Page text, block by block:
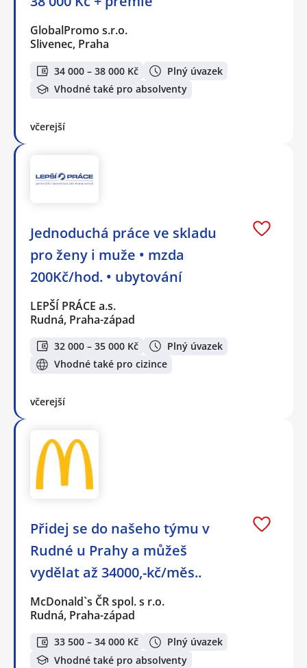
GlobalPromo s.r.o.
Slivenec, Praha
34 000 – 38 000 Kč
Plný úvazek
Vhodné také pro absolventy
včerejší
Jednoduchá práce ve skladu
pro ženy i muže • mzda
200Kč/hod. • ubytování
LEPŠÍ PRÁCE a.s.
Rudná, Praha-západ
32 000 – 35 000 Kč
Plný úvazek
Vhodné také pro cizince
včerejší
Přidej se do našeho týmu v
Rudné u Prahy a můžeš
vydělat až 34000,-kč/měs..
McDonald`s ČR spol. s r.o.
Rudná, Praha-západ
33 500 – 34 000 Kč
Plný úvazek
Vhodné také pro absolventy